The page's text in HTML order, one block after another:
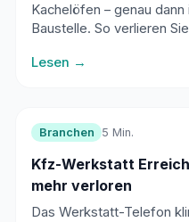
Kachelöfen – genau
Baustelle. So verlieren
automatisch.
Lesen →
Branchen 5 Min.
Kfz-Werkstatt
mehr verloren
Das Werkstatt-Telefon